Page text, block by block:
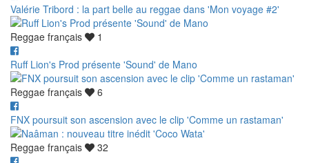
Valérie Tribord : la part belle au reggae dans 'Mon voyage #2'
Reggae français
1
Ruff Lion's Prod présente 'Sound' de Mano
Reggae français
6
FNX poursuit son ascension avec le clip 'Comme un rastaman'
Reggae français
32